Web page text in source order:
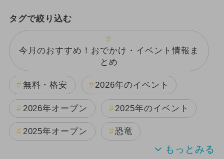
タグで絞り込む
今月のおすすめ！おでかけ・イベント情報ま
とめ
無料・格安 2026年のイベント
2026年オープン 2025年のイベント
2025年オープン 恐竜